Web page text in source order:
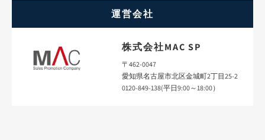
運営会社
株式会社MAC SP
〒462-0047
愛知県名古屋市北区金城町2丁目25-2
0120-849-138(平日9:00～18:00）